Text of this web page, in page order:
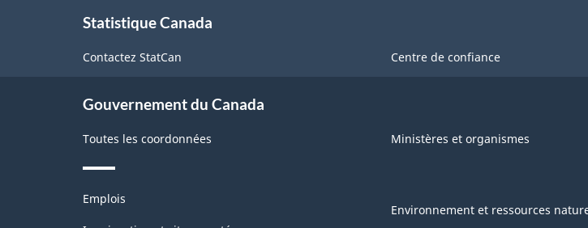
de
sur
active
(EPA)
-
Statistique Canada
Contactez StatCan Centre de confiance
Gouvernement du Canada
Toutes les coordonnées Ministères et organismes
Thèmes
Emplois
Environnement et ressources